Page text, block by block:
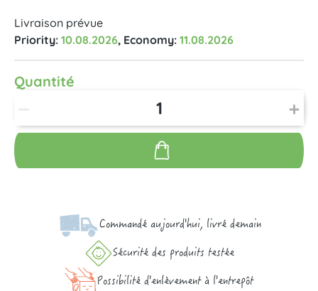
Livraison prévue
Priority: 10.08.2026, Economy: 11.08.2026
Quantité
Commandé aujourd'hui, livré demain
Sécurité des produits testée
Possibilité d'enlèvement à l'entrepôt